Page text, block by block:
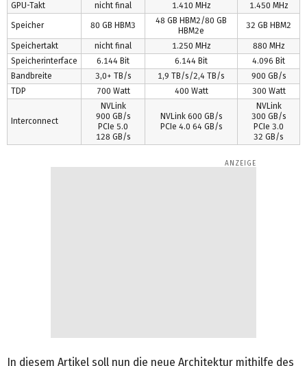
GPU-Takt
nicht final 1.410 MHz 1.450 MHz
Speicher 80 GB HBM3
48 GB HBM2/80 GB
HBM2e
32 GB HBM2
Speichertakt nicht final 1.250 MHz
880 MHz
Speicherinterface
6.144 Bit 6.144 Bit
4.096 Bit
Bandbreite
3,0+ TB/s 1,9 TB/s/2,4 TB/s
900 GB/s
TDP
700 Watt 400 Watt 300 Watt
Interconnect
NVLink
900 GB/s
PCIe 5.0
128 GB/s
NVLink 600 GB/s
PCIe 4.0 64 GB/s
NVLink
300 GB/s
PCIe 3.0
32 GB/s
In diesem Artikel soll nun die neue Architektur mithilfe des